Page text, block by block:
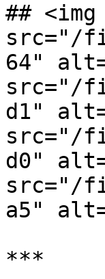
## <img
src="/
64"
src="/
d1"
src="/
d0"
src="/
a5"
***